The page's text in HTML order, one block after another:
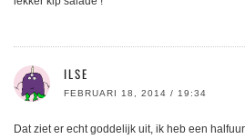
ILSE
FEBRUARI 18, 2014 / 19:34
Dat ziet er echt goddelijk uit, ik heb een